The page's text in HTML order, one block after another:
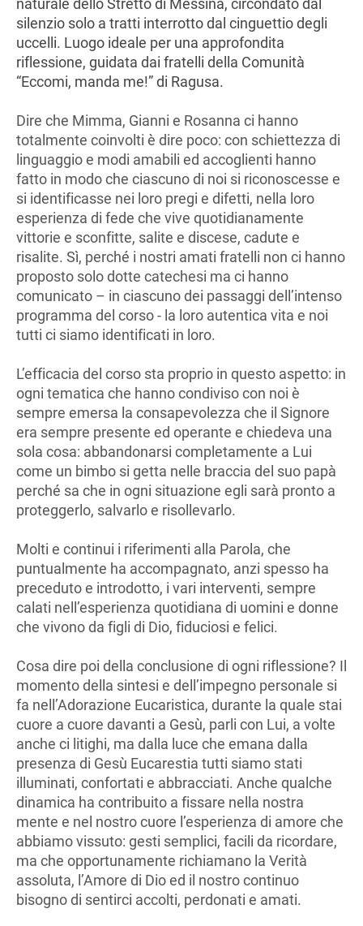
naturale dello Stretto di Messina, circondato dal
silenzio solo a tratti interrotto dal cinguettio degli
uccelli. Luogo ideale per una approfondita
riflessione, guidata dai fratelli della Comunità
“Eccomi, manda me!” di Ragusa.
Dire che Mimma, Gianni e Rosanna ci hanno
totalmente coinvolti è dire poco: con schiettezza di
linguaggio e modi amabili ed accoglienti hanno
fatto in modo che ciascuno di noi si riconoscesse e
si identificasse nei loro pregi e difetti, nella loro
esperienza di fede che vive quotidianamente
vittorie e sconfitte, salite e discese, cadute e
risalite. Sì, perché i nostri amati fratelli non ci hanno
proposto solo dotte catechesi ma ci hanno
comunicato – in ciascuno dei passaggi dell’intenso
programma del corso - la loro autentica vita e noi
tutti ci siamo identificati in loro.
L’efficacia del corso sta proprio in questo aspetto: in
ogni tematica che hanno condiviso con noi è
sempre emersa la consapevolezza che il Signore
era sempre presente ed operante e chiedeva una
sola cosa: abbandonarsi completamente a Lui
come un bimbo si getta nelle braccia del suo papà
perché sa che in ogni situazione egli sarà pronto a
proteggerlo, salvarlo e risollevarlo.
Molti e continui i riferimenti alla Parola, che
puntualmente ha accompagnato, anzi spesso ha
preceduto e introdotto, i vari interventi, sempre
calati nell’esperienza quotidiana di uomini e donne
che vivono da figli di Dio, fiduciosi e felici.
Cosa dire poi della conclusione di ogni riflessione? Il
momento della sintesi e dell’impegno personale si
fa nell’Adorazione Eucaristica, durante la quale stai
cuore a cuore davanti a Gesù, parli con Lui, a volte
anche ci litighi, ma dalla luce che emana dalla
presenza di Gesù Eucarestia tutti siamo stati
illuminati, confortati e abbracciati. Anche qualche
dinamica ha contribuito a fissare nella nostra
mente e nel nostro cuore l’esperienza di amore che
abbiamo vissuto: gesti semplici, facili da ricordare,
ma che opportunamente richiamano la Verità
assoluta, l’Amore di Dio ed il nostro continuo
bisogno di sentirci accolti, perdonati e amati.